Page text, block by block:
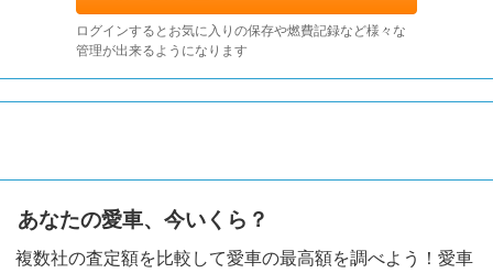
ログインするとお気に入りの保存や燃費記録など様々な
管理が出来るようになります
あなたの愛車、今いくら？
複数社の査定額を比較して愛車の最高額を調べよう！愛車